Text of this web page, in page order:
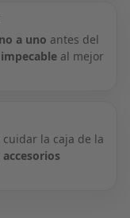
a uno antes del
al mejor
la caja de la
accesorios